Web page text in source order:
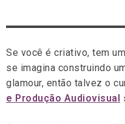
Se você é criativo, tem
se imagina construindo
glamour, então talvez o
e Produção Audiovisual